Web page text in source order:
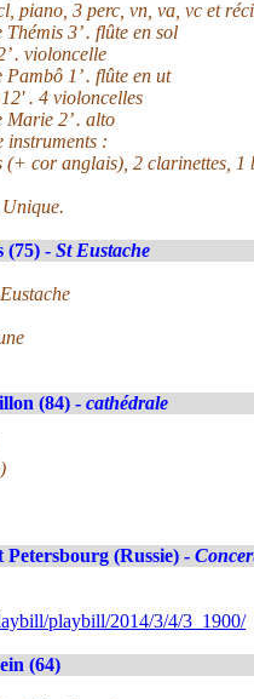
piano, 3 perc, vn, va, vc et
3’ . flûte en sol
. violoncelle
1’ . flûte en ut
. 4 violoncelles
Marie 2’ . alto
instruments :
cor anglais), 2 clarinettes, 1
(75) - St Eustache
(84) - cathédrale
Petersbourg (Russie) -
playbill/2014/3/4/3_1900/
(64)